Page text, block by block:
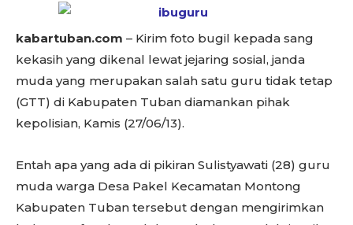
kabartuban.com – Kirim foto bugil kepada sang
kekasih yang dikenal lewat jejaring sosial, janda
muda yang merupakan salah satu guru tidak tetap
(GTT) di Kabupaten Tuban diamankan pihak
kepolisian, Kamis (27/06/13).
Entah apa yang ada di pikiran Sulistyawati (28) guru
muda warga Desa Pakel Kecamatan Montong
Kabupaten Tuban tersebut dengan mengirimkan